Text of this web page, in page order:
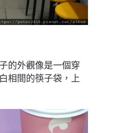
的外觀像是一個穿
相間的筷子袋，上